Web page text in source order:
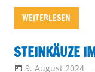
WEITERLESEN
STEINKÄUZE
9. August 2024